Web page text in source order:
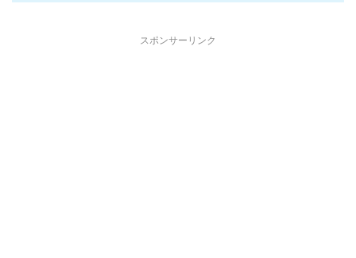
スポンサーリンク